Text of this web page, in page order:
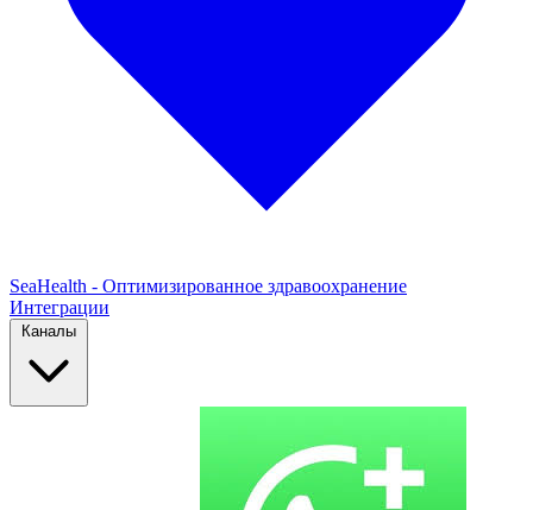
SeaHealth - Оптимизированное здравоохранение
Интеграции
Каналы